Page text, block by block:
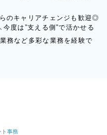
のキャリアチェンジも歓迎◎
今度は”支える側”で活かせる
務など多彩な業務を経験で
ト事務